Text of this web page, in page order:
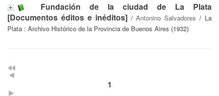
Fundación de la ciudad de La Plata
[Documentos éditos e inéditos]/Antonino Salvadores / La
Plata : Archivo Histórico de la Provincia de Buenos Aires (1932)
1